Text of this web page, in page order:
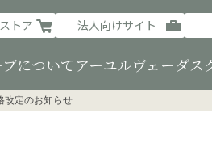
についてアーユルヴェーダス
トア 法人向けサイト
改定のお知らせ